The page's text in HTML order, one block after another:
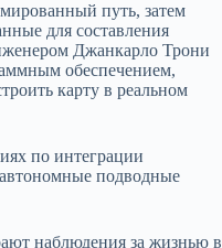
путь, затем
для составления
Джанкарло Трони
обеспечением,
карту в реальном
по интеграции
подводные
наблюдения за жизнью в